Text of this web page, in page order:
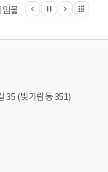
물관리위원회
정지
35 (빛가람동 351)